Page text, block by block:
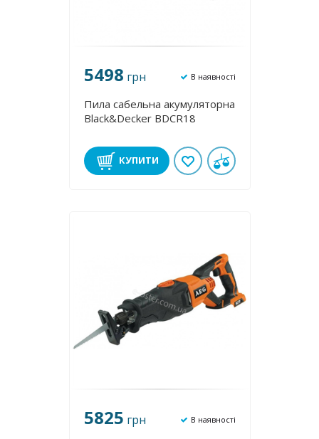
5498 грн В наявності
Пила сабельна акумуляторна
Black&Decker BDCR18
КУПИТИ
5825 грн В наявності